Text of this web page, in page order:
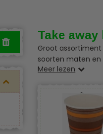
Take
Groot
soorten maten en
Bel of chat voor
Meer lezen
Espresso bekertjes